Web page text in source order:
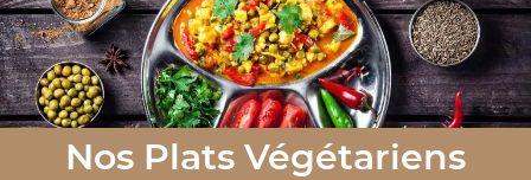
Nos Plats Végétariens